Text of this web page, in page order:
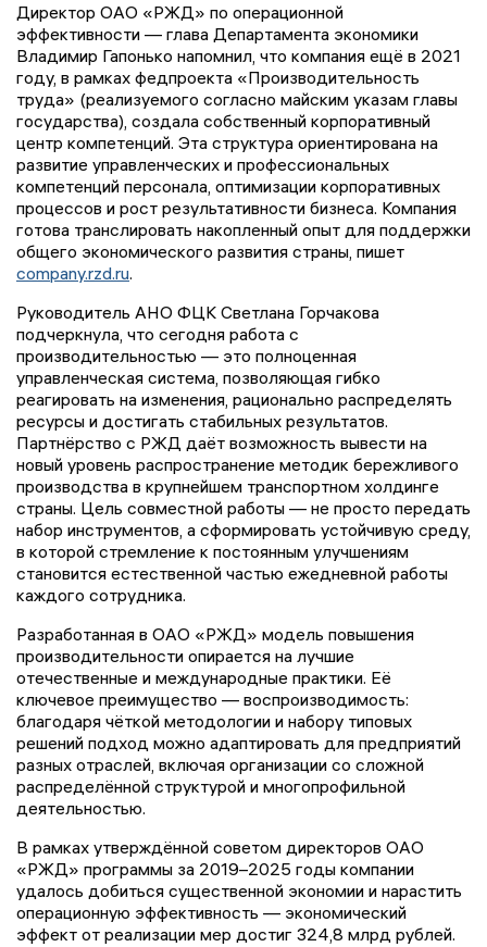
Директор ОАО «РЖД» по операционной
эффективности — глава Департамента экономики
Владимир Гапонько напомнил, что компания ещё в 2021
году, в рамках федпроекта «Производительность
труда» (реализуемого согласно майским указам главы
государства), создала собственный корпоративный
центр компетенций. Эта структура ориентирована на
развитие управленческих и профессиональных
компетенций персонала, оптимизации корпоративных
процессов и рост результативности бизнеса. Компания
готова транслировать накопленный опыт для поддержки
общего экономического развития страны, пишет
company.rzd.ru.
Руководитель АНО ФЦК Светлана Горчакова
подчеркнула, что сегодня работа с
производительностью — это полноценная
управленческая система, позволяющая гибко
реагировать на изменения, рационально распределять
ресурсы и достигать стабильных результатов.
Партнёрство с РЖД даёт возможность вывести на
новый уровень распространение методик бережливого
производства в крупнейшем транспортном холдинге
страны. Цель совместной работы — не просто передать
набор инструментов, а сформировать устойчивую среду,
в которой стремление к постоянным улучшениям
становится естественной частью ежедневной работы
каждого сотрудника.
Разработанная в ОАО «РЖД» модель повышения
производительности опирается на лучшие
отечественные и международные практики. Её
ключевое преимущество — воспроизводимость:
благодаря чёткой методологии и набору типовых
решений подход можно адаптировать для предприятий
разных отраслей, включая организации со сложной
распределённой структурой и многопрофильной
деятельностью.
В рамках утверждённой советом директоров ОАО
«РЖД» программы за 2019–2025 годы компании
удалось добиться существенной экономии и нарастить
операционную эффективность — экономический
эффект от реализации мер достиг 324,8 млрд рублей.